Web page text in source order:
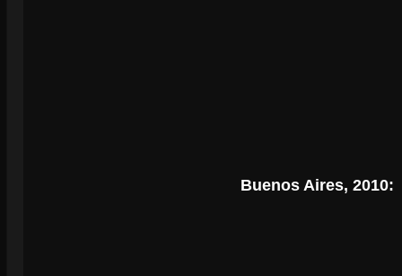
Buenos Aires, 2010: